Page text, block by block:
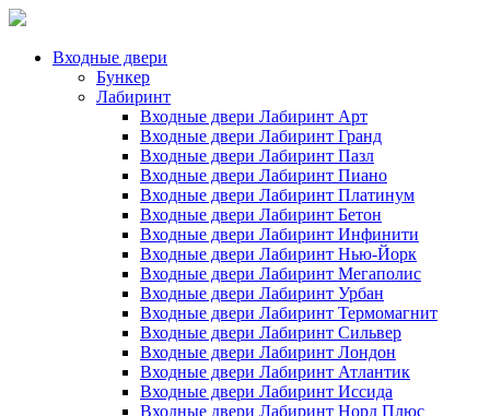
Входные двери
Бункер
Лабиринт
Входные двери Лабиринт Арт
Входные двери Лабиринт Гранд
Входные двери Лабиринт Пазл
Входные двери Лабиринт Пиано
Входные двери Лабиринт Платинум
Входные двери Лабиринт Бетон
Входные двери Лабиринт Инфинити
Входные двери Лабиринт Нью-Йорк
Входные двери Лабиринт Мегаполис
Входные двери Лабиринт Урбан
Входные двери Лабиринт Термомагнит
Входные двери Лабиринт Сильвер
Входные двери Лабиринт Лондон
Входные двери Лабиринт Атлантик
Входные двери Лабиринт Иссида
Входные двери Лабиринт Норд Плюс